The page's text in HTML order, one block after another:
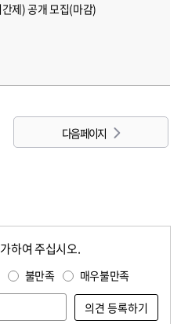
제) 공개 모집(마감)
다음 페이지
하여 주십시오.
불만족 매우불만족